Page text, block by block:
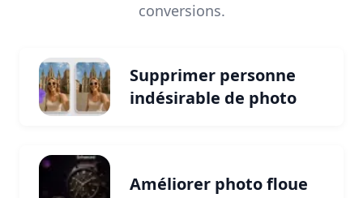
conversions.
Supprimer personne
indésirable de photo
Améliorer photo floue